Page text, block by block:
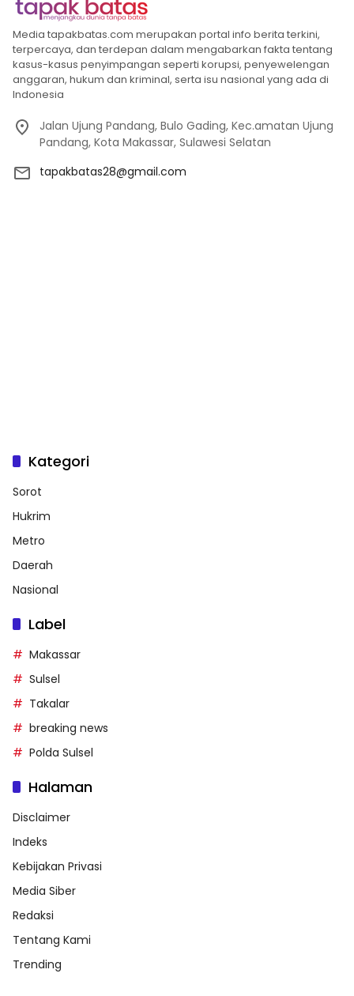
Media tapakbatas.com merupakan portal info berita terkini,
terpercaya, dan terdepan dalam mengabarkan fakta tentang
kasus-kasus penyimpangan seperti korupsi, penyewelengan
anggaran, hukum dan kriminal, serta isu nasional yang ada di
Indonesia
Jalan Ujung Pandang, Bulo Gading, Kec.amatan Ujung
Pandang, Kota Makassar, Sulawesi Selatan
tapakbatas28@gmail.com
Kategori
Sorot
Hukrim
Metro
Daerah
Nasional
Label
Makassar
Sulsel
Takalar
breaking news
Polda Sulsel
Halaman
Disclaimer
Indeks
Kebijakan Privasi
Media Siber
Redaksi
Tentang Kami
Trending